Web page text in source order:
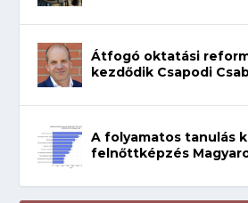
Átfogó oktatási
kezdődik Csapodi
A folyamatos tanulás
felnőttképzés